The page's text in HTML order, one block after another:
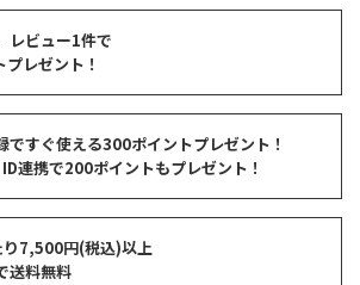
レビュー1件で
レゼント！
ですぐ使える300ポイントプレゼント！
連携で200ポイントもプレゼント！
り7,500円(税込)以上
送料無料